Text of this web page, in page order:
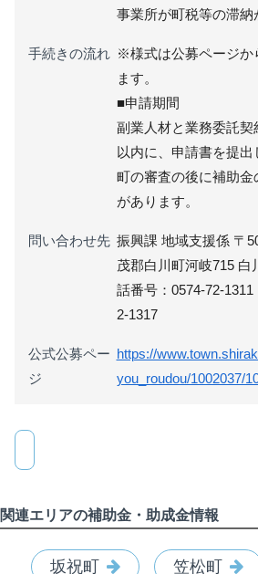
事業所が町税等の滞納
手続きの流れ ※様式は公募ページか
ます。
■申請期間
副業人材と業務委託契
以内に、申請書を提出
町の審査の後に補助
があります。
問い合わせ先 振興課 地域支援係 〒
茂郡白川町河岐715 白
話番号：0574-72-
2-1317
公式公募ペー
ジ
https://
you_roudou/1002037/
関連エリアの補助金・助成金情報
坂祝町 笠松町